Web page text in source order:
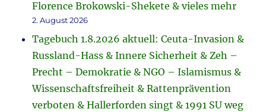
Florence Brokowski-Shekete & vieles mehr
2. August 2026
Tagebuch 1.8.2026 aktuell: Ceuta-Invasion &
Russland-Hass & Innere Sicherheit & Zeh –
Precht – Demokratie & NGO – Islamismus &
Wissenschaftsfreiheit & Rattenprävention
verboten & Hallerforden singt & 1991 SU weg